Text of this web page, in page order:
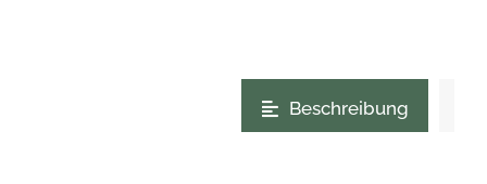
Beschreibung